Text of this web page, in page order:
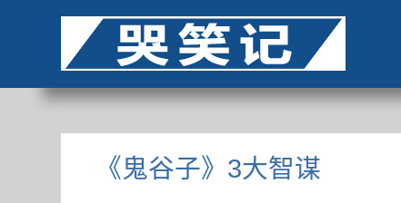
《鬼谷子》3大智谋